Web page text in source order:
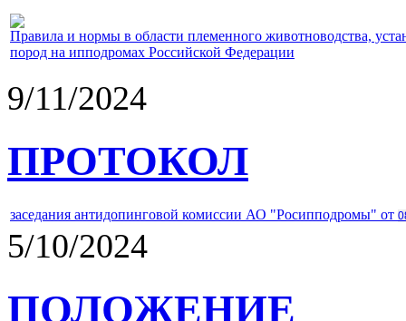
Правила и нормы в области племенного животноводства,
пород на ипподромах Российской Федерации
9/11/2024
ПРОТОКОЛ
заседания антидопинговой комиссии АО "Росипподромы" от
5/10/2024
ПОЛОЖЕНИЕ